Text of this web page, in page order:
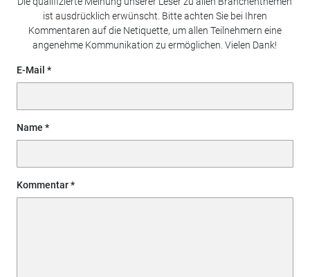
ist ausdrücklich erwünscht. Bitte achten Sie bei Ihren
Kommentaren auf die Netiquette, um allen Teilnehmern eine
angenehme Kommunikation zu ermöglichen. Vielen Dank!
E-Mail
Name
Kommentar